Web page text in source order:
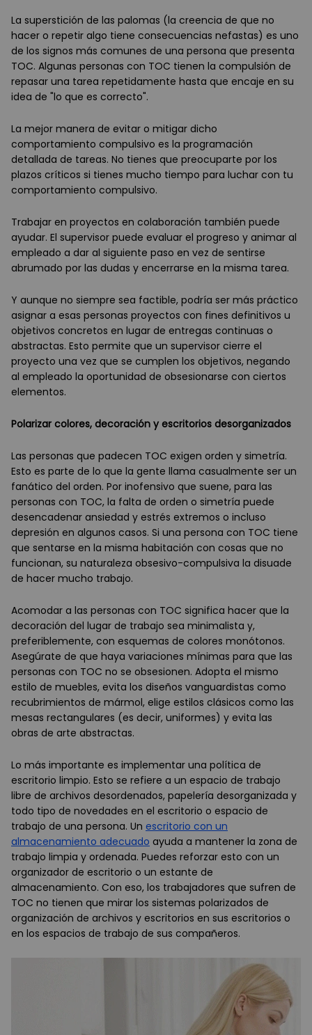
La superstición de las palomas (la creencia de que no
hacer o repetir algo tiene consecuencias nefastas) es uno
de los signos más comunes de una persona que presenta
TOC. Algunas personas con TOC tienen la compulsión de
repasar una tarea repetidamente hasta que encaje en su
idea de "lo que es correcto".
La mejor manera de evitar o mitigar dicho
comportamiento compulsivo es la programación
detallada de tareas. No tienes que preocuparte por los
plazos críticos si tienes mucho tiempo para luchar con tu
comportamiento compulsivo.
Trabajar en proyectos en colaboración también puede
ayudar. El supervisor puede evaluar el progreso y animar al
empleado a dar al siguiente paso en vez de sentirse
abrumado por las dudas y encerrarse en la misma tarea.
Y aunque no siempre sea factible, podría ser más práctico
asignar a esas personas proyectos con fines definitivos u
objetivos concretos en lugar de entregas continuas o
abstractas. Esto permite que un supervisor cierre el
proyecto una vez que se cumplen los objetivos, negando
al empleado la oportunidad de obsesionarse con ciertos
elementos.
Polarizar colores, decoración y escritorios desorganizados
Las personas que padecen TOC exigen orden y simetría.
Esto es parte de lo que la gente llama casualmente ser un
fanático del orden. Por inofensivo que suene, para las
personas con TOC, la falta de orden o simetría puede
desencadenar ansiedad y estrés extremos o incluso
depresión en algunos casos. Si una persona con TOC tiene
que sentarse en la misma habitación con cosas que no
funcionan, su naturaleza obsesivo-compulsiva la disuade
de hacer mucho trabajo.
Acomodar a las personas con TOC significa hacer que la
decoración del lugar de trabajo sea minimalista y,
preferiblemente, con esquemas de colores monótonos.
Asegúrate de que haya variaciones mínimas para que las
personas con TOC no se obsesionen. Adopta el mismo
estilo de muebles, evita los diseños vanguardistas como
recubrimientos de mármol, elige estilos clásicos como las
mesas rectangulares (es decir, uniformes) y evita las
obras de arte abstractas.
Lo más importante es implementar una política de
escritorio limpio. Esto se refiere a un espacio de trabajo
libre de archivos desordenados, papelería desorganizada y
todo tipo de novedades en el escritorio o espacio de
trabajo de una persona. Un escritorio con un
almacenamiento adecuado ayuda a mantener la zona de
trabajo limpia y ordenada. Puedes reforzar esto con un
organizador de escritorio o un estante de
almacenamiento. Con eso, los trabajadores que sufren de
TOC no tienen que mirar los sistemas polarizados de
organización de archivos y escritorios en sus escritorios o
en los espacios de trabajo de sus compañeros.